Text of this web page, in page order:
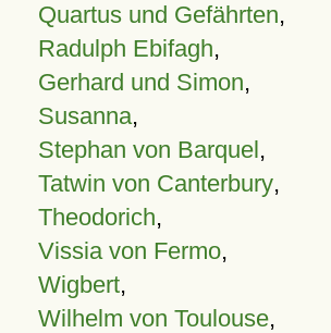
Quartus und Gefährten,
Radulph Ebifagh,
Gerhard und Simon,
Susanna,
Stephan von Barquel,
Tatwin von Canterbury,
Theodorich,
Vissia von Fermo,
Wigbert,
Wilhelm von Toulouse,